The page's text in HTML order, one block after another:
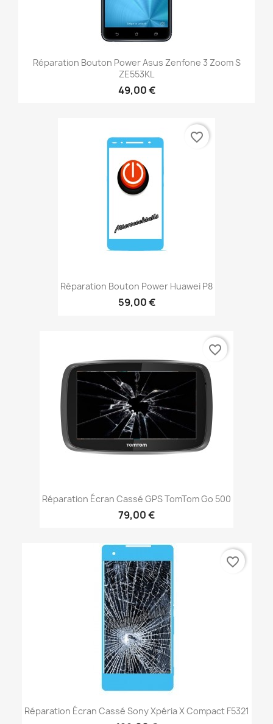
Réparation Bouton Power Asus Zenfone 3 Zoom S
ZE553KL
49,00 €
Réparation Bouton Power Huawei P8
59,00 €
favorite_border
Réparation Écran Cassé GPS TomTom Go 500
79,00 €
favorite_border
Réparation Écran Cassé Sony Xpéria X Compact F5321
favorite_border